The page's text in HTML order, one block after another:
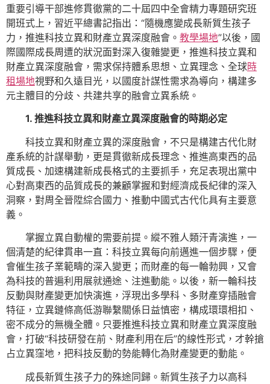
重要引導干部進修貫徹黨的二十屆四中全會精力專題研究班
開班式上，習近平總書記指出：“隨機應變成長新質生孩子
力，推進科技立異和財產立異深度融會。 教學場地”以後，國
際國際成長周遭的狀況面對深入復雜變更，推進科技立異和
財產立異深度融會，需求保持體系思想、立異理念、全球時
租場地視野和久遠目光，以國度計謀性需求為導向，構建多
元主體目的分歧、共建共享的融會立異系統。
1. 推進科技立異和財產立異深度融會的時期必定
科技立異和財產立異的深度融會，不只是構建古代化財
產系統的計謀舉動，更是貫徹新成長理念、推進高東西的品
質成長、加速構建新成長格式的主要抓手，充足表現出黨中
心對高東西的品質成長的兼顧掌握和對經濟成長紀律的深入
洞察，對周全晉陞綜合國力、推動中國式古代化具有主要意
義。
掌握立異自動權的需要前提。縱不雅人類汗青演進，一
個清楚的紀律貫串一直：科技立異每向前邁進一個步驟，便
會催生孩子業範疇的深入變更；而財產的每一輪勃興，又會
為科技的普遍利用展就通途、注進動能。以後，新一輪科技
反動與財產變更加快演進，浮現出多學科、多財產穿插融會
特征，立異鏈條高低游聯繫關係日益慎密，構成環環相扣、
密不成分的無機全體。只要推進科技立異和財產立異深度融
會，打破“科技研發在前、財產利用在后”的線性形式，才幹搶
占立異窪地，把科技反動的勢能轉化為財產變更的動能。
成長新質生孩子力的殊途同歸。新質生孩子力以高科